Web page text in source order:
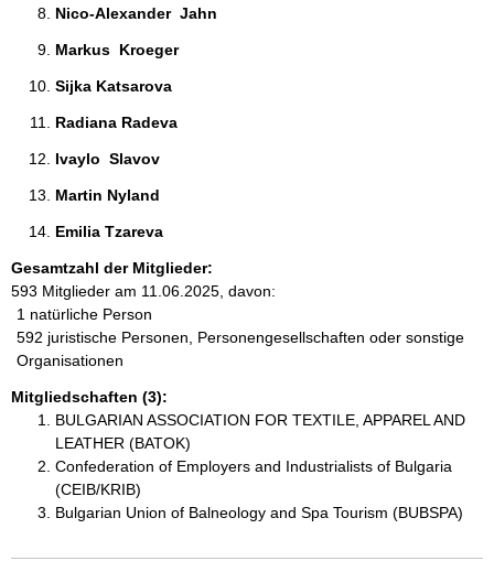
Nico-Alexander  Jahn
Markus  Kroeger
Sijka Katsarova
Radiana Radeva
Ivaylo  Slavov
Martin Nyland
Emilia Tzareva
Gesamtzahl der Mitglieder:
593 Mitglieder am 11.06.2025, davon:
1 natürliche Person
592 juristische Personen, Personengesellschaften oder sonstige
Organisationen
Mitgliedschaften (3):
BULGARIAN ASSOCIATION FOR TEXTILE, APPAREL AND
LEATHER (BATOK)
Confederation of Employers and Industrialists of Bulgaria
(CEIB/KRIB)
Bulgarian Union of Balneology and Spa Tourism (BUBSPA)